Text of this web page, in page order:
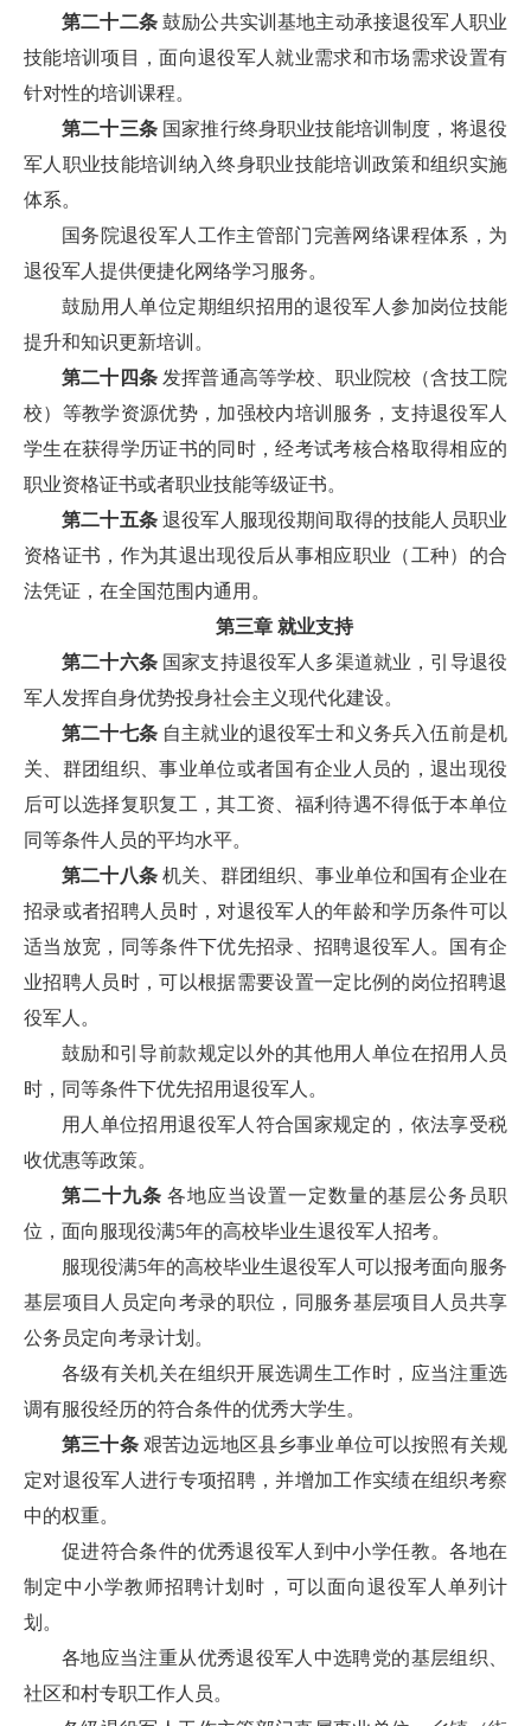
第二十二条鼓励公共实训基地主动承接退役军人职业
技能培训项目，面向退役军人就业需求和市场需求设置有
针对性的培训课程。
第二十三条国家推行终身职业技能培训制度，将退役
军人职业技能培训纳入终身职业技能培训政策和组织实施
体系。
国务院退役军人工作主管部门完善网络课程体系，为
退役军人提供便捷化网络学习服务。
鼓励用人单位定期组织招用的退役军人参加岗位技能
提升和知识更新培训。
第二十四条发挥普通高等学校、职业院校（含技工院
校）等教学资源优势，加强校内培训服务，支持退役军人
学生在获得学历证书的同时，经考试考核合格取得相应的
职业资格证书或者职业技能等级证书。
第二十五条退役军人服现役期间取得的技能人员职业
资格证书，作为其退出现役后从事相应职业（工种）的合
法凭证，在全国范围内通用。
第三章 就业支持
第二十六条国家支持退役军人多渠道就业，引导退役
军人发挥自身优势投身社会主义现代化建设。
第二十七条自主就业的退役军士和义务兵入伍前是机
关、群团组织、事业单位或者国有企业人员的，退出现役
后可以选择复职复工，其工资、福利待遇不得低于本单位
同等条件人员的平均水平。
第二十八条机关、群团组织、事业单位和国有企业在
招录或者招聘人员时，对退役军人的年龄和学历条件可以
适当放宽，同等条件下优先招录、招聘退役军人。国有企
业招聘人员时，可以根据需要设置一定比例的岗位招聘退
役军人。
鼓励和引导前款规定以外的其他用人单位在招用人员
时，同等条件下优先招用退役军人。
用人单位招用退役军人符合国家规定的，依法享受税
收优惠等政策。
第二十九条 各地应当设置一定数量的基层公务员职
位，面向服现役满5年的高校毕业生退役军人招考。
服现役满5年的高校毕业生退役军人可以报考面向服务
基层项目人员定向考录的职位，同服务基层项目人员共享
公务员定向考录计划。
各级有关机关在组织开展选调生工作时，应当注重选
调有服役经历的符合条件的优秀大学生。
第三十条艰苦边远地区县乡事业单位可以按照有关规
定对退役军人进行专项招聘，并增加工作实绩在组织考察
中的权重。
促进符合条件的优秀退役军人到中小学任教。各地在
制定中小学教师招聘计划时，可以面向退役军人单列计
划。
各地应当注重从优秀退役军人中选聘党的基层组织、
社区和村专职工作人员。